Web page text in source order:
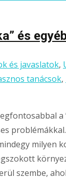
és
és javaslatok,
tanácsok,
a
milyen
szembe,